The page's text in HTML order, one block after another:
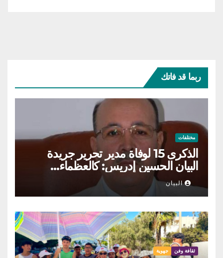
ربما قد فاتك
مختلفات
الذكرى 15 لوفاة مدير تحرير جريدة
البيان الحسين إدريس: كالعظماء…
عاش شامخا ورحل واقفا
البيان
ثقافة وفن جهوية